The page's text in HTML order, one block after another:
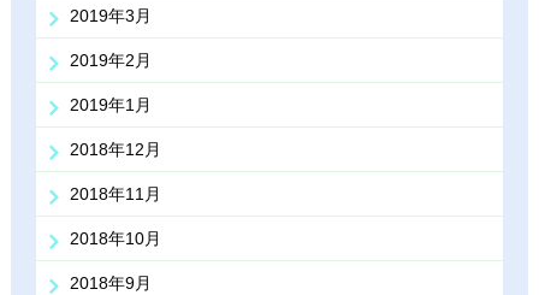
2019年3月
2019年2月
2019年1月
2018年12月
2018年11月
2018年10月
2018年9月